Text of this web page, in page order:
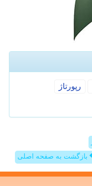
رپورتاژ
بازگشت به صفحه اصلی